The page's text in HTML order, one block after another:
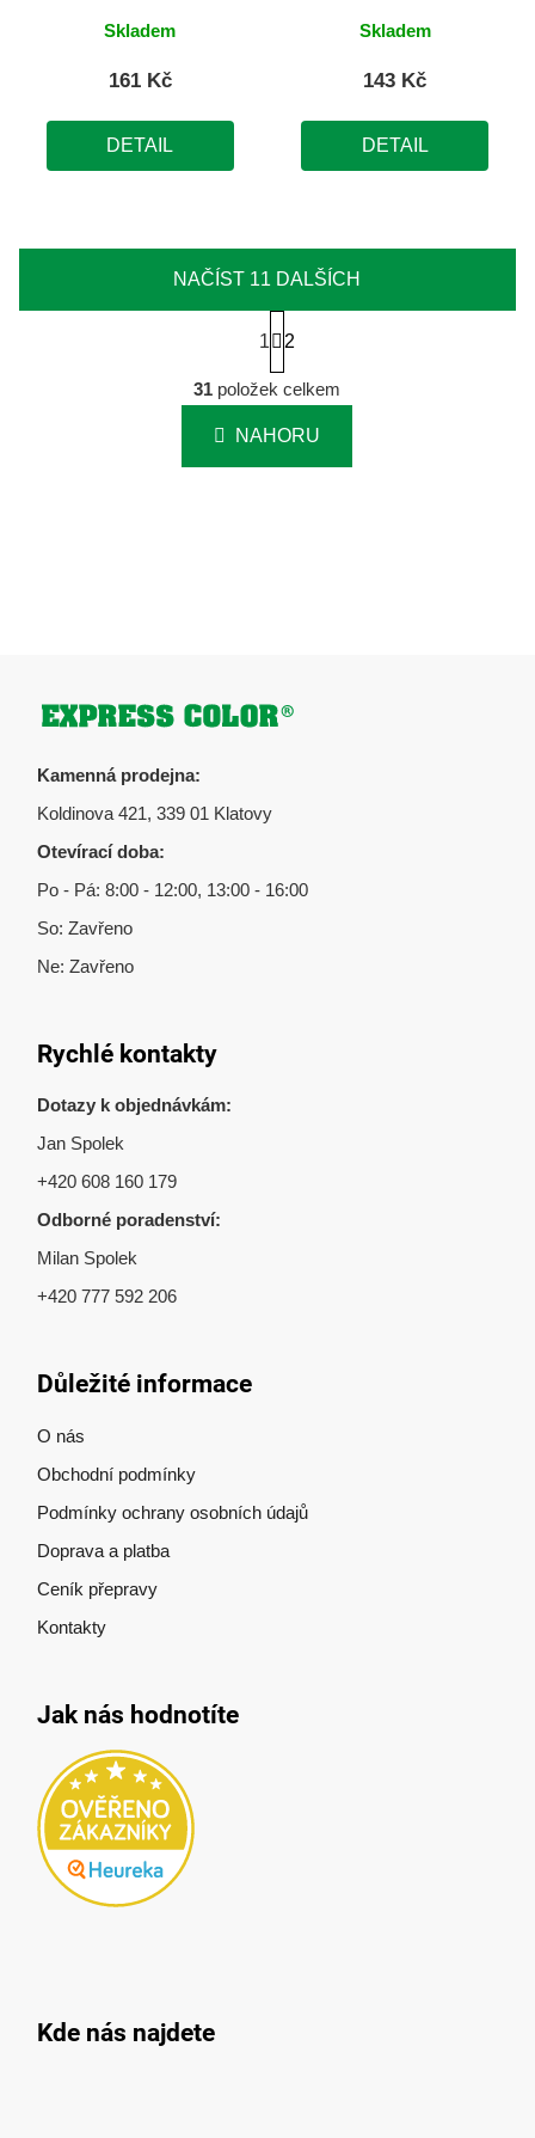
Skladem
161 Kč
DETAIL
Skladem
143 Kč
DETAIL
O
v
l
á
d
v
s
NAČÍST 11 DALŠÍCH
S
t
r
á
n
k
1 2
31 položek celkem
NAHORU
Zápatí
Kamenná prodejna:
Koldinova 421, 339 01 Klatovy
Otevírací doba:
Po - Pá: 8:00 - 12:00, 13:00 - 16:00
So: Zavřeno
Ne: Zavřeno
Rychlé kontakty
Dotazy k objednávkám:
Jan Spolek
+420 608 160 179
Odborné poradenství:
Milan Spolek
+420 777 592 206
Důležité informace
O nás
Obchodní podmínky
Podmínky ochrany osobních údajů
Doprava a platba
Ceník přepravy
Kontakty
Jak nás hodnotíte
Kde nás najdete